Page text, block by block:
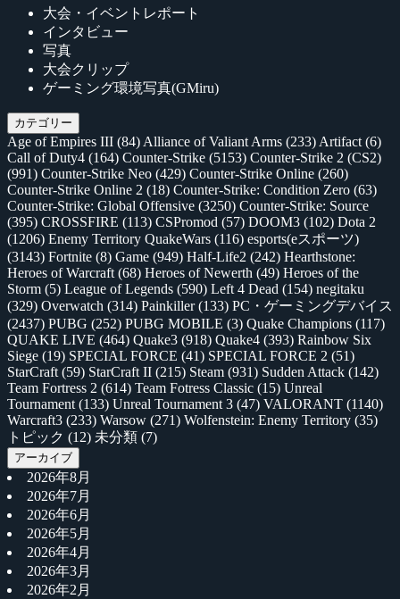
大会・イベントレポート
インタビュー
写真
大会クリップ
ゲーミング環境写真(GMiru)
カテゴリー
Age of Empires III (84) Alliance of Valiant Arms (233) Artifact (6)
Call of Duty4 (164) Counter-Strike (5153) Counter-Strike 2 (CS2)
(991) Counter-Strike Neo (429) Counter-Strike Online (260)
Counter-Strike Online 2 (18) Counter-Strike: Condition Zero (63)
Counter-Strike: Global Offensive (3250) Counter-Strike: Source
(395) CROSSFIRE (113) CSPromod (57) DOOM3 (102) Dota 2
(1206) Enemy Territory QuakeWars (116) esports(eスポーツ)
(3143) Fortnite (8) Game (949) Half-Life2 (242) Hearthstone:
Heroes of Warcraft (68) Heroes of Newerth (49) Heroes of the
Storm (5) League of Legends (590) Left 4 Dead (154) negitaku
(329) Overwatch (314) Painkiller(133) PC・ゲーミングデバイス
(2437) PUBG (252) PUBG MOBILE (3) Quake Champions (117)
QUAKE LIVE (464) Quake3 (918) Quake4 (393) Rainbow Six
Siege (19) SPECIAL FORCE (41) SPECIAL FORCE 2 (51)
StarCraft (59) StarCraft II (215) Steam (931) Sudden Attack (142)
Team Fortress 2 (614) Team Fotress Classic (15) Unreal
Tournament (133) Unreal Tournament 3 (47) VALORANT (1140)
Warcraft3 (233) Warsow (271) Wolfenstein: Enemy Territory (35)
トピック (12) 未分類 (7)
アーカイブ
2026年8月
2026年7月
2026年6月
2026年5月
2026年4月
2026年3月
2026年2月